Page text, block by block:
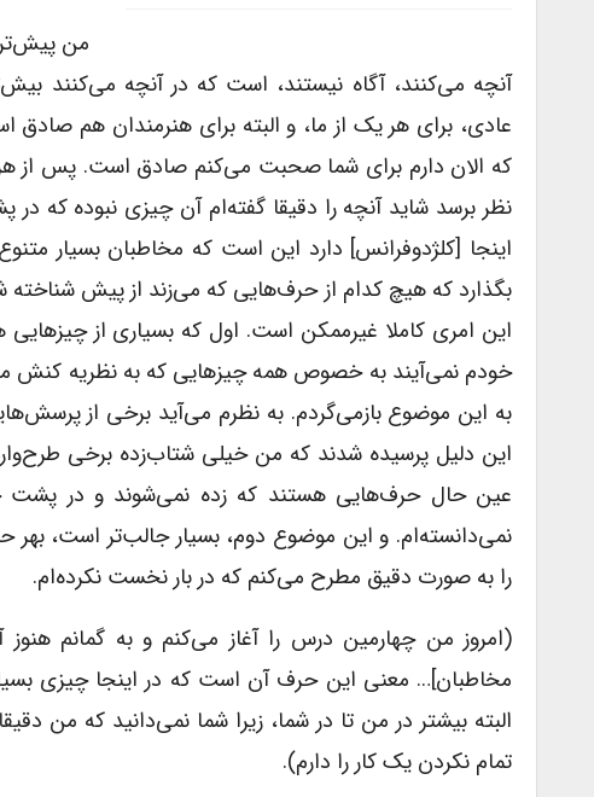
من پیش‌تر
آنچه می‌کنند، آگاه نیستند، است که در آنچه می‌کنند
عادی، برای هر یک از ما، و البته برای هنرمندان هم
که الان دارم برای شما صحبت می‌کنم صادق است. پس از
نظر برسد شاید آنچه را دقیقا گفته‌ام آن چیزی نبوده که
اینجا [کلژدوفرانس] دارد این است که مخاطبان بسیار
بگذارد که هیچ کدام از حرف‌هایی که می‌زند از پیش
این امری کاملا غیر‌ممکن است. اول که بسیاری از
خودم نمی‌آیند به خصوص همه چیزهایی که به نظریه کنش
به این موضوع بازمی‌گردم. به نظرم می‌آید برخی از
این دلیل پرسیده شدند که من خیلی شتاب‌زده برخی
عین حال حرف‌هایی هستند که زده نمی‌شوند و در پشت
نمی‌دانسته‌ام. و این موضوع دوم، بسیار جالب‌تر است،
را به صورت دقیق مطرح می‌کنم که در بار نخست نکرده‌ام.
(امروز من چهارمین درس را آغاز می‌کنم و به گمانم
مخاطبان]… معنی این حرف آن است که در اینجا چیزی
البته بیشتر در من تا در شما، زیرا شما نمی‌دانید که من
تمام نکردن یک کار را دارم).